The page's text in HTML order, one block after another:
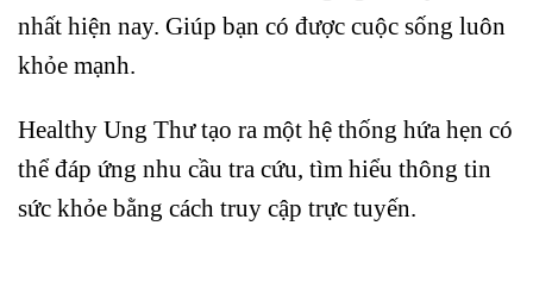
nhất hiện nay. Giúp bạn có được cuộc sống luôn
khỏe mạnh.
Healthy Ung Thư tạo ra một hệ thống hứa hẹn có
thể đáp ứng nhu cầu tra cứu, tìm hiểu thông tin
sức khỏe bằng cách truy cập trực tuyến.